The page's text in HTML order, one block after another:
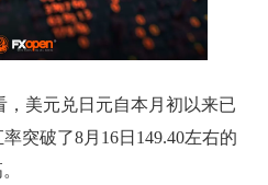
，美元兑日元自本月初以来已
突破了8月16日149.40左右的